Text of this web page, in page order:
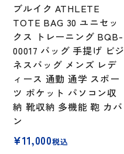
ブルイク ATHLETE
TOTE BAG 30 ユニセッ
クス トレーニング BQB-
00017 バッグ 手提げ ビジ
ネスバッグ メンズ レデ
ィース 通勤 通学 スポー
ツ ポケット パソコン収
納 靴収納 多機能 鞄 カバ
ン
¥11,000税込